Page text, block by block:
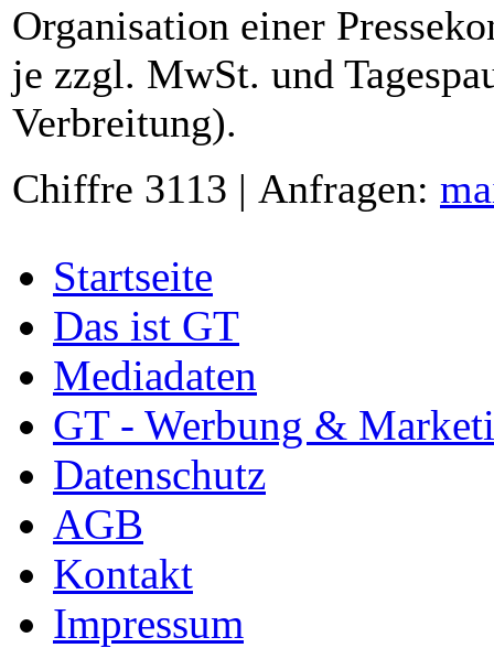
Organisation einer
je zzgl. MwSt. und
Verbreitung).
Chiffre 3113 | Anfragen:
Startseite
Das ist GT
Mediadaten
GT - Werbung &
Datenschutz
AGB
Kontakt
Impressum